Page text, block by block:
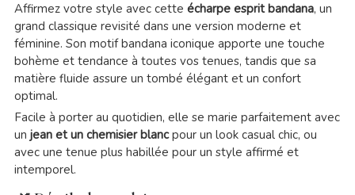
Affirmez votre style avec cette écharpe esprit bandana, un
grand classique revisité dans une version moderne et
féminine. Son motif bandana iconique apporte une touche
bohème et tendance à toutes vos tenues, tandis que sa
matière fluide assure un tombé élégant et un confort
optimal.
Facile à porter au quotidien, elle se marie parfaitement avec
un jean et un chemisier blancpour un look casual chic, ou
avec une tenue plus habillée pour un style affirmé et
intemporel.